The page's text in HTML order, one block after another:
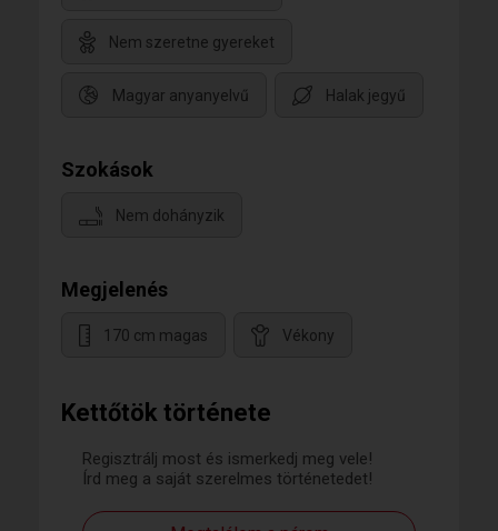
Kettőtök története
Regisztrálj most és ismerkedj meg vele!
Írd meg a saját szerelmes történetedet!
Nem szeretne gyereket
Magyar anyanyelvű Halak jegyű
Szokások
Nem dohányzik
Megjelenés
170 cm magas Vékony